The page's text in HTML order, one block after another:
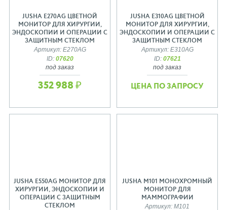
JUSHA E270AG ЦВЕТНОЙ
МОНИТОР ДЛЯ ХИРУРГИИ,
ЭНДОСКОПИИ И ОПЕРАЦИИ С
ЗАЩИТНЫМ СТЕКЛОМ
Артикул: E270AG
ID: 07620
под заказ
352 988 ₽
JUSHA E310AG ЦВЕТНОЙ
МОНИТОР ДЛЯ ХИРУРГИИ,
ЭНДОСКОПИИ И ОПЕРАЦИИ С
ЗАЩИТНЫМ СТЕКЛОМ
Артикул: E310AG
ID: 07621
под заказ
ЦЕНА ПО ЗАПРОСУ
JUSHA E550AG МОНИТОР ДЛЯ
ХИРУРГИИ, ЭНДОСКОПИИ И
ОПЕРАЦИИ С ЗАЩИТНЫМ
СТЕКЛОМ
JUSHA M101 МОНОХРОМНЫЙ
МОНИТОР ДЛЯ
МАММОГРАФИИ
Артикул: M101